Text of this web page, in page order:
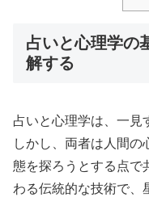
占いと心理学の
解する
占いと心理学は、一見
しかし、両者は人間の
態を探ろうとする点で
わる伝統的な技術で、